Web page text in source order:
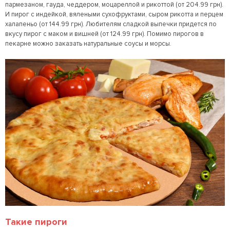
пармезаном, гауда, чеддером, моцареллой и рикоттой (от 204.99 грн).
И пирог с индейкой, вялеными сухофруктами, сыром рикотта и перцем
халапеньо (от 144.99 грн). Любителям сладкой выпечки придется по
вкусу пирог с маком и вишней (от 124.99 грн). Помимо пирогов в
пекарне можно заказать натуральные соусы и морсы.
Такие пироги